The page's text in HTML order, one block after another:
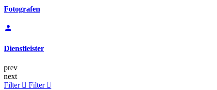
Fotografen
Dienstleister
prev
next
Filter
Filter